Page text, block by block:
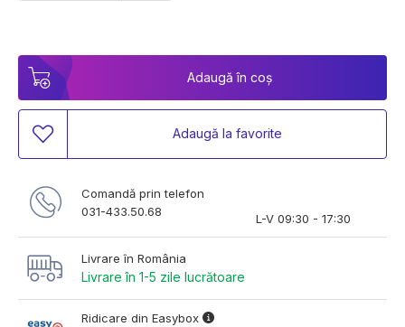
Adaugă în coș
Adaugă la favorite
Comandă prin telefon
031-433.50.68
L-V 09:30 - 17:30
Livrare în România
Livrare în 1-5 zile lucrătoare
Ridicare din Easybox